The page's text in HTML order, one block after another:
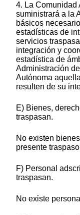
4. La Comunidad
suministrará a la
básicos
estadísticas de
servicios
integración y
estadística de
Administración
Autónoma
resulten de su
E) Bienes,
traspasan.
No existen
presente
F) Personal
traspasan.
No existe